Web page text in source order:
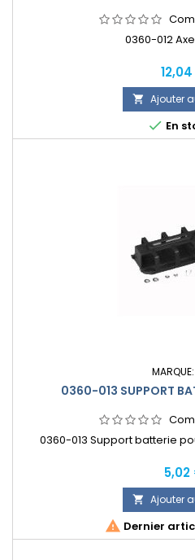
0360-012
Prix
 Ajouter
 En
MARQUE:
0360-013 SUPPORT
0360-013 Support batterie
Prix
5,02
 Ajouter
 Dernier